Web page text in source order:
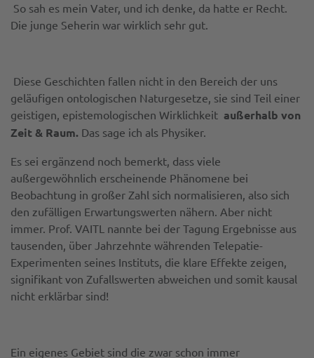
So sah es mein Vater, und ich denke, da hatte er Recht.
Die junge Seherin war wirklich sehr gut.
Diese Geschichten fallen nicht in den Bereich der uns
geläufigen ontologischen Naturgesetze, sie sind Teil einer
geistigen, epistemologischen Wirklichkeit außerhalb von
Zeit & Raum. Das sage ich als Physiker.
Es sei ergänzend noch bemerkt, dass viele
außergewöhnlich erscheinende Phänomene bei
Beobachtung in großer Zahl sich normalisieren, also sich
den zufälligen Erwartungswerten nähern. Aber nicht
immer. Prof. VAITL nannte bei der Tagung Ergebnisse aus
tausenden, über Jahrzehnte währenden Telepatie-
Experimenten seines Instituts, die klare Effekte zeigen,
signifikant von Zufallswerten abweichen und somit kausal
nicht erklärbar sind!
Ein eigenes Gebiet sind die zwar schon immer